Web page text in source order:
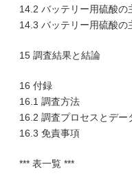
14.2 バッテリー用硫酸の
14.3 バッテリー用硫酸の
15 調査結果と結論
16 付録
16.1 調査方法
16.2 調査プロセスとデー
16.3 免責事項
*** 表一覧 ***